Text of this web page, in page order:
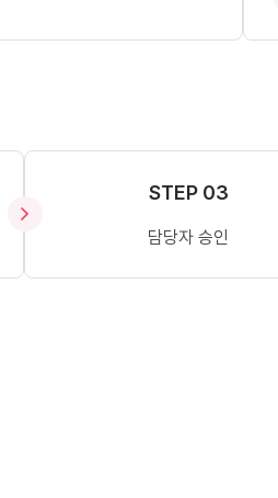
STEP 03
담당자 승인